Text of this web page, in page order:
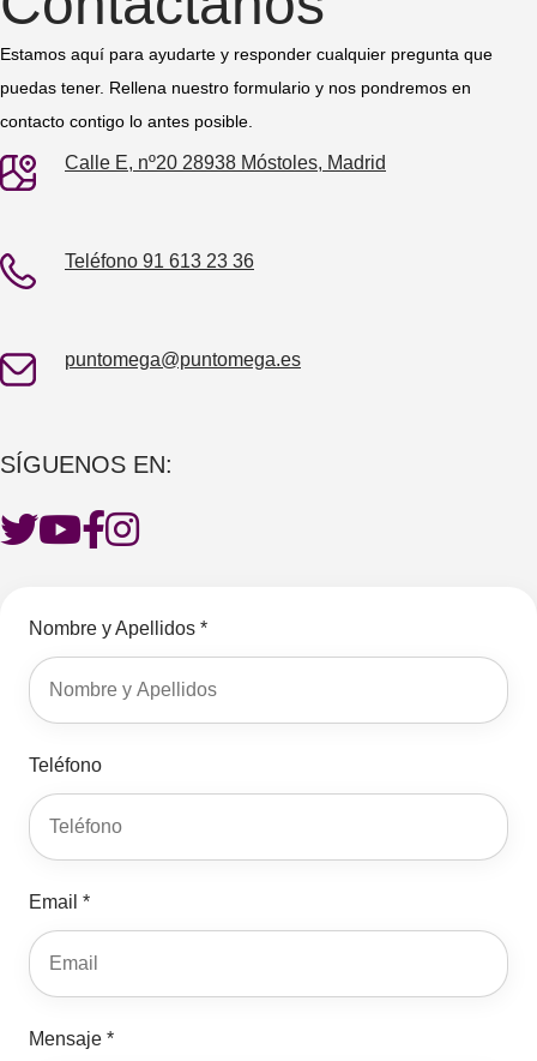
Estamos aquí para ayudarte y responder cualquier pregunta que
puedas tener. Rellena nuestro formulario y nos pondremos en
contacto contigo lo antes posible.
Calle E, nº20 28938 Móstoles, Madrid
Teléfono 91 613 23 36
puntomega@puntomega.es
SÍGUENOS EN:
Nombre y Apellidos *
Teléfono
Email *
Mensaje *